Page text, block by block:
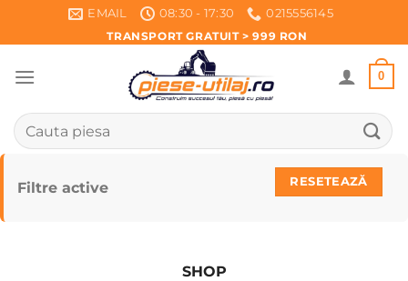
EMAIL 08:30 - 17:30
0215556145
TRANSPORT GRATUIT > 999 RON
0
Caută
după:
Filtre active RESETEAZĂ
SHOP